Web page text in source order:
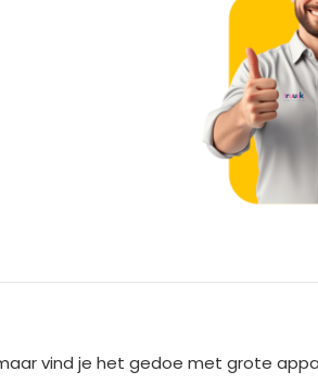
r
vind je het gedoe met grote